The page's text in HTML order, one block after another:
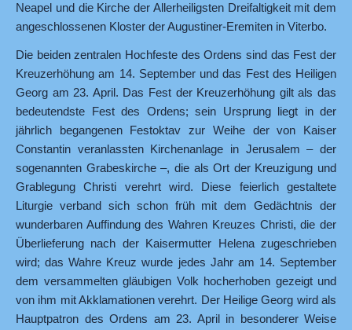
Neapel und die Kirche der Allerheiligsten Dreifaltigkeit mit dem
angeschlossenen Kloster der Augustiner-Eremiten in Viterbo.
Die beiden zentralen Hochfeste des Ordens sind das Fest der
Kreuzerhöhung am 14. September und das Fest des Heiligen
Georg am 23. April. Das Fest der Kreuzerhöhung gilt als das
bedeutendste Fest des Ordens; sein Ursprung liegt in der
jährlich begangenen Festoktav zur Weihe der von Kaiser
Constantin veranlassten Kirchenanlage in Jerusalem – der
sogenannten Grabeskirche –, die als Ort der Kreuzigung und
Grablegung Christi verehrt wird. Diese feierlich gestaltete
Liturgie verband sich schon früh mit dem Gedächtnis der
wunderbaren Auffindung des Wahren Kreuzes Christi, die der
Überlieferung nach der Kaisermutter Helena zugeschrieben
wird; das Wahre Kreuz wurde jedes Jahr am 14. September
dem versammelten gläubigen Volk hocherhoben gezeigt und
von ihm mit Akklamationen verehrt. Der Heilige Georg wird als
Hauptpatron des Ordens am 23. April in besonderer Weise